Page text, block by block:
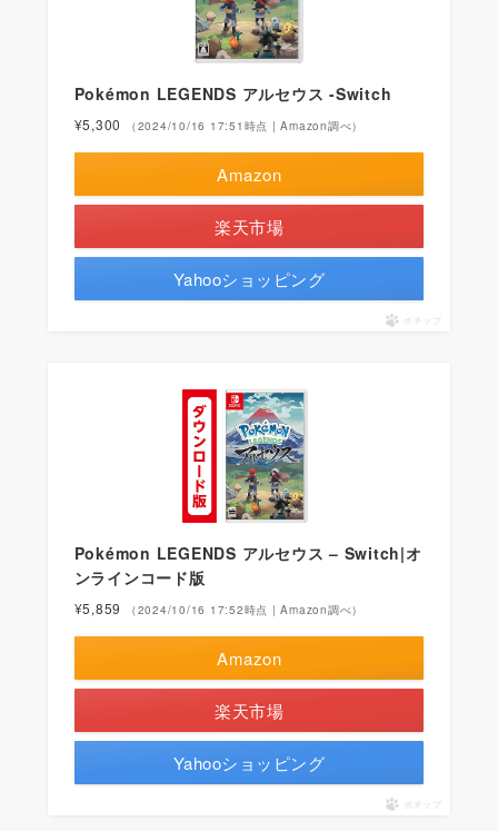
Pokémon LEGENDS アルセウス -Switch
¥5,300 （2024/10/16 17:51時点 | Amazon調べ）
Amazon
楽天市場
Yahooショッピング
ポチップ
Pokémon LEGENDS アルセウス – Switch|オ
ンラインコード版
¥5,859 （2024/10/16 17:52時点 | Amazon調べ）
Amazon
楽天市場
Yahooショッピング
ポチップ